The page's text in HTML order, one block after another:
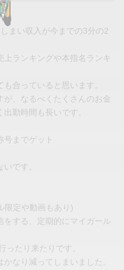
まい収入が今までの3分の2
ランキングや本指名ランキ
合っていると思います。
、なるべくたくさんのお金
勤時間も長いです。
号までゲット
です。
限定や動画もあり)
をする、定期的にマイガール
ったり来たりです。
なり減ってしまいました。